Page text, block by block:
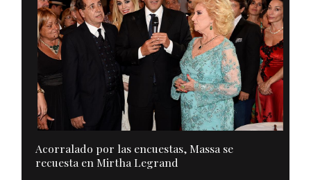
Acorralado por las encuestas, Massa se
recuesta en Mirtha Legrand